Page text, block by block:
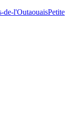
de-l'OutaouaisPetite